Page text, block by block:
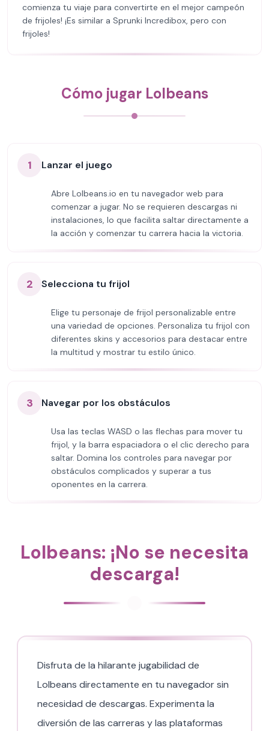
comienza tu viaje para convertirte en el mejor campeón
de frijoles! ¡Es similar a Sprunki Incredibox, pero con
frijoles!
Cómo jugar Lolbeans
1 Lanzar el juego
Abre Lolbeans.io en tu navegador web para
comenzar a jugar. No se requieren descargas ni
instalaciones, lo que facilita saltar directamente a
la acción y comenzar tu carrera hacia la victoria.
2 Selecciona tu frijol
Elige tu personaje de frijol personalizable entre
una variedad de opciones. Personaliza tu frijol con
diferentes skins y accesorios para destacar entre
la multitud y mostrar tu estilo único.
3 Navegar por los obstáculos
Usa las teclas WASD o las flechas para mover tu
frijol, y la barra espaciadora o el clic derecho para
saltar. Domina los controles para navegar por
obstáculos complicados y superar a tus
oponentes en la carrera.
Lolbeans: ¡No se necesita
descarga!
Disfruta de la hilarante jugabilidad de
Lolbeans directamente en tu navegador sin
necesidad de descargas. Experimenta la
diversión de las carreras y las plataformas